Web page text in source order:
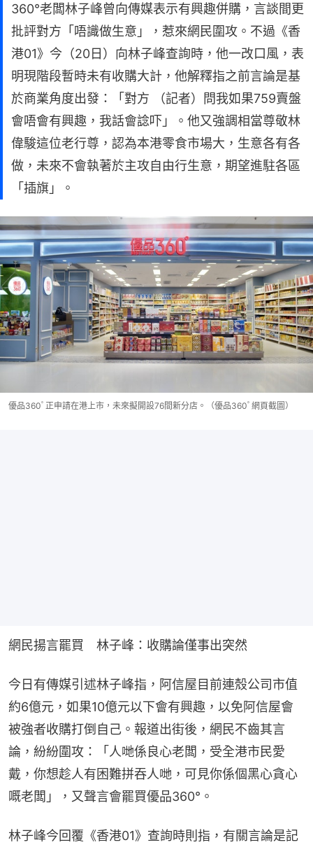
360°老闆林子峰曾向傳媒表示有興趣併購，言談間更
批評對方「唔識做生意」，惹來網民圍攻。不過《香
港01》今（20日）向林子峰查詢時，他一改口風，表
明現階段暫時未有收購大計，他解釋指之前言論是基
於商業角度出發：「對方 （記者）問我如果759賣盤
會唔會有興趣，我話會諗吓」。他又強調相當尊敬林
偉駿這位老行尊，認為本港零食市場大，生意各有各
做，未來不會執著於主攻自由行生意，期望進駐各區
「插旗」。
優品360ﾟ正申請在港上市，未來擬開設76間新分店。（優品360ﾟ網頁截圖）
網民揚言罷買　林子峰：收購論僅事出突然
今日有傳媒引述林子峰指，阿信屋目前連殼公司市值
約6億元，如果10億元以下會有興趣，以免阿信屋會
被強者收購打倒自己。報道出街後，網民不齒其言
論，紛紛圍攻：「人哋係良心老闆，受全港市民愛
戴，你想趁人有困難拼吞人哋，可見你係個黑心貪心
嘅老闆」，又聲言會罷買優品360°。
林子峰今回覆《香港01》查詢時則指，有關言論是記